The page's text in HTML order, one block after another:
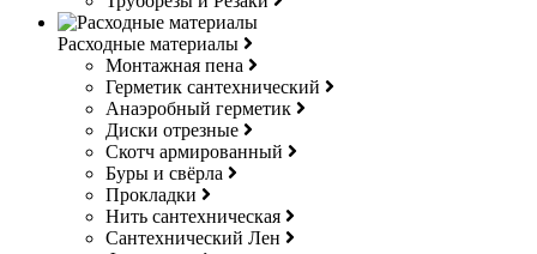
Расходные материалы
Монтажная пена
Герметик сантехнический
Анаэробный герметик
Диски отрезные
Скотч армированный
Буры и свёрла
Прокладки
Нить сантехническая
Сантехнический Лен